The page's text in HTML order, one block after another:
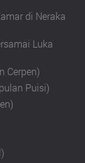
di Neraka
Luka
Cerpen)
Puisi)